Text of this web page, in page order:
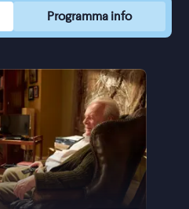
Programma info